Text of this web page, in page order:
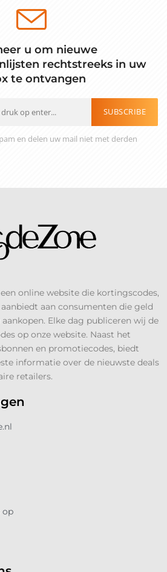
u om nieuwe
rechtstreeks in uw
te ontvangen
SUBSCRIBE
en delen uw mail niet met derden
online website die kortingscodes,
aan consumenten die geld
Elke dag publiceren wij de
op onze website. Naast het
en promotiecodes, biedt
informatie over de nieuwste deals
retailers.
op